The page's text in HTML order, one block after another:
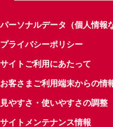
パーソナルデータ（個人情報
プライバシーポリシー
サイトご利用にあたって
お客さまご利用端末からの情
見やすさ・使いやすさの調整
サイトメンテナンス情報